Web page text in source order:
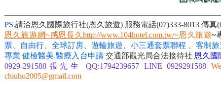
PS.請洽恩久國際旅行社(恩久旅遊) 服務電話(07)333-8013 傳真
恩久旅遊網~感恩長久http://www.104hotel.com.tw/~恩久旅遊~
票、自由行、全球訂房、遊輪旅遊、小三通套票聯程 、客制
專業健檢醫美.醫療入台申請 交通部觀光局合法接待社 恩久國
0929-291588張先生 QQ:1794239657 LINE 0929291588
chiuho2005@gmail.com